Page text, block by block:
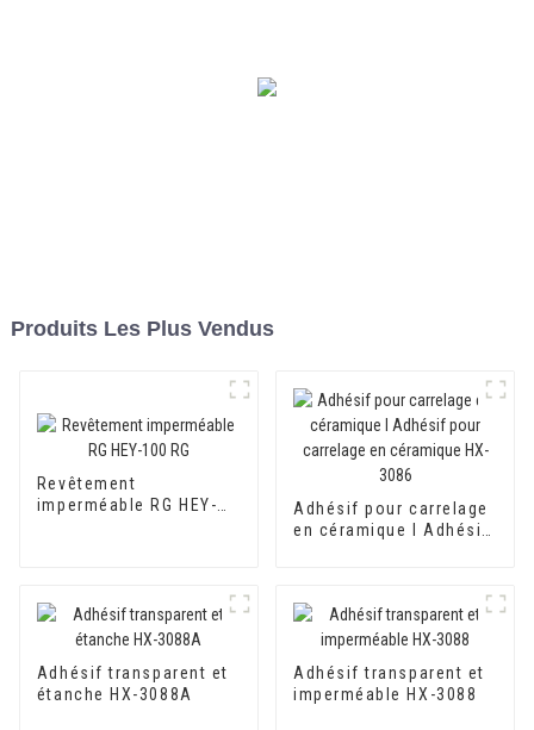
Produits Les Plus Vendus
Revêtement
imperméable RG HEY-
Adhésif pour carrelage
en céramique I Adhésif
Adhésif transparent et
étanche HX-3088A
Adhésif transparent et
imperméable HX-3088